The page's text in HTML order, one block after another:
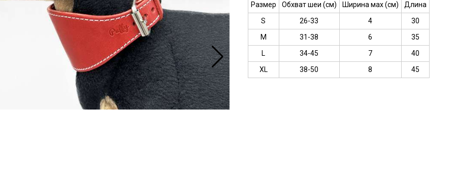
Размер Обхват шеи (см) Ширина мах (см)
Длина
S
26-33 4
30
M
31-38 6
35
L
34-45 7
40
XL
38-50 8 45